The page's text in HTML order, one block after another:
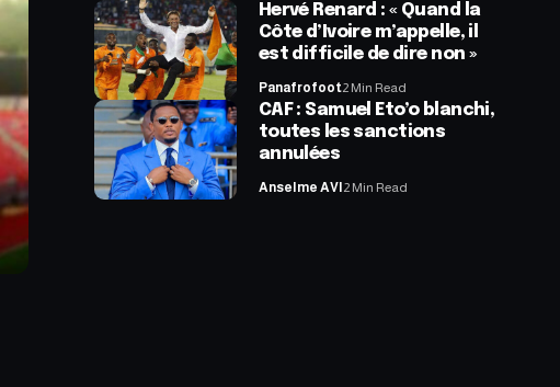
Hervé Renard : « Quand la
Côte d’Ivoire m’appelle, il
est difficile de dire non »
Panafrofoot2 Min Read
CAF : Samuel Eto’o blanchi,
toutes les sanctions
annulées
Anselme AVI 2 Min Read